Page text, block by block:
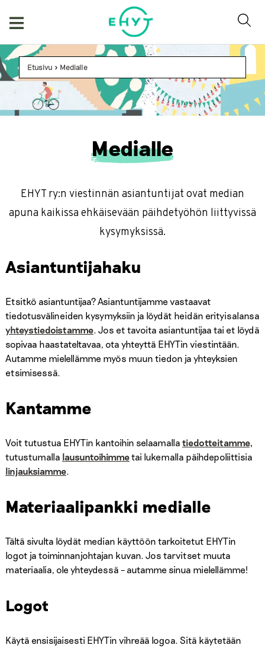
Etusivu > Medialle
Medialle
EHYT ry:n viestinnän asiantuntijat ovat median
apuna kaikissa ehkäisevään päihdetyöhön liittyvissä
kysymyksissä.
Asiantuntijahaku
Etsitkö asiantuntijaa? Asiantuntijamme vastaavat
tiedotusvälineiden kysymyksiin ja löydät heidän erityisalansa
yhteystiedoistamme. Jos et tavoita asiantuntijaa tai et löydä
sopivaa haastateltavaa, ota yhteyttä EHYTin viestintään.
Autamme mielellämme myös muun tiedon ja yhteyksien
etsimisessä.
Kantamme
Voit tutustua EHYTin kantoihin selaamalla tiedotteitamme,
tutustumalla lausuntoihimmetai lukemalla päihdepoliittisia
linjauksiamme.
Materiaalipankki medialle
Tältä sivulta löydät median käyttöön tarkoitetut EHYTin
logot ja toiminnanjohtajan kuvan. Jos tarvitset muuta
materiaalia, ole yhteydessä – autamme sinua mielellämme!
Logot
Käytä ensisijaisesti EHYTin vihreää logoa. Sitä käytetään